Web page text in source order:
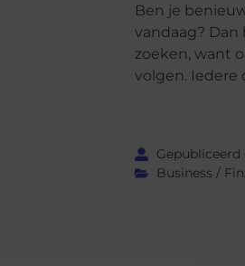
Ben je
vandaag?
zoeken, want
volgen. Iedere
Business /